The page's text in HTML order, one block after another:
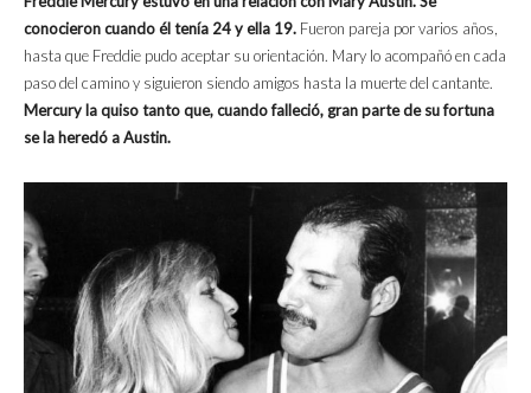
conocieron cuando él tenía 24 y ella 19. Fueron pareja por varios años,
hasta que Freddie pudo aceptar su orientación. Mary lo acompañó en cada
paso del camino y siguieron siendo amigos hasta la muerte del cantante.
Mercury la quiso tanto que, cuando falleció, gran parte de su fortuna
se la heredó a Austin.